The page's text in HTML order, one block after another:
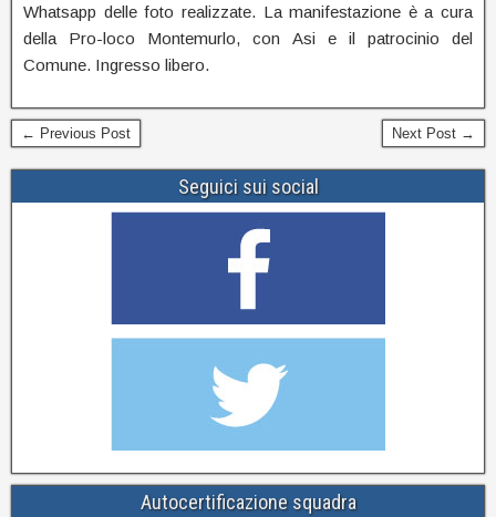
Whatsapp delle foto realizzate. La manifestazione è a cura
della Pro-loco Montemurlo, con Asi e il patrocinio del
Comune. Ingresso libero.
← Previous Post Next Post →
Seguici sui social
Autocertificazione squadra